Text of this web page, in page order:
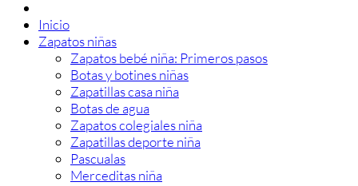
Inicio
Zapatos niñas
Zapatos bebé niña: Primeros pasos
Botas y botines niñas
Zapatillas casa niña
Botas de agua
Zapatos colegiales niña
Zapatillas deporte niña
Pascualas
Merceditas niña